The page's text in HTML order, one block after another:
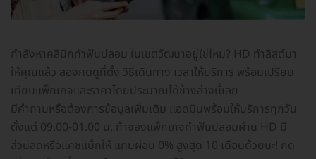
กำลังหาคลินิกทำฟันปลอม ในเขตวัฒนาอยู่ใช่ไหม? HD ทำลิสต์มา
ให้คุณแล้ว ลองกดดูที่ตั้ง วิธีเดินทาง เวลาให้บริการ พร้อมเปรียบ
เทียบแพ็กเกจและราคาโดยประมาณได้ข้างล่างนี้เลย
มีคำถามหรือต้องการข้อมูลเพิ่มเติม แอดมินพร้อมให้บริการทุกวัน
ตั้งแต่ 09.00-01.00 น. ถ้าจองแพ็กเกจทำฟันปลอมผ่าน HD มี
ส่วนลดหรือแคชแบ็กให้ แถมผ่อน 0% สูงสุด 10 เดือนด้วยนะ! กด